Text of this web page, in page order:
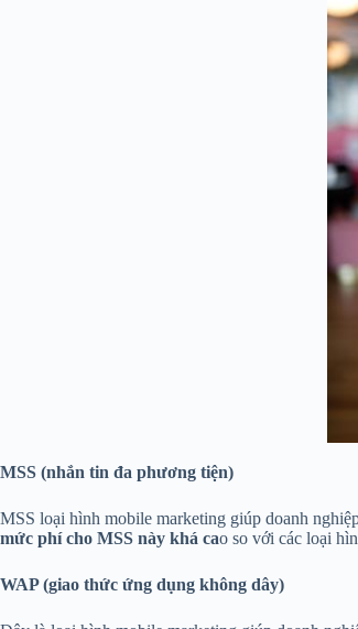
MSS (nhắn tin đa phương tiện)
MSS loại hình mobile marketing giúp doanh
mức phí cho MSS này khá cao so với các loại
WAP (giao thức ứng dụng không dây)